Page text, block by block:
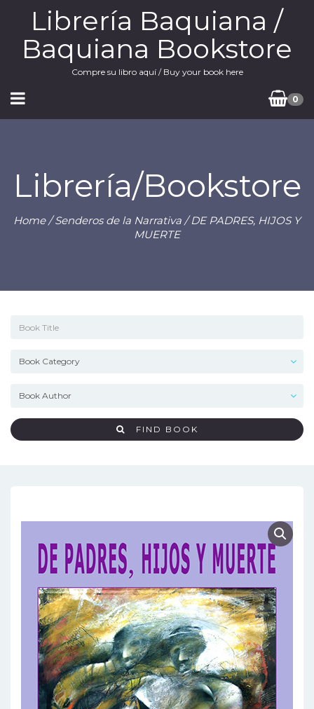
Librería Baquiana /
Baquiana Bookstore
Compre su libro aquí / Buy your book here
0
Librería/Bookstore
Home/Senderos de la Narrativa / DE PADRES, HIJOS Y
MUERTE
FIND BOOK